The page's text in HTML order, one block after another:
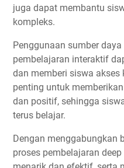
juga dapat membantu
kompleks.
Penggunaan sumber
pembelajaran interaktif
dan memberi siswa akses
penting untuk
dan positif, sehingga
terus belajar.
Dengan menggabungkan
proses pembelajaran